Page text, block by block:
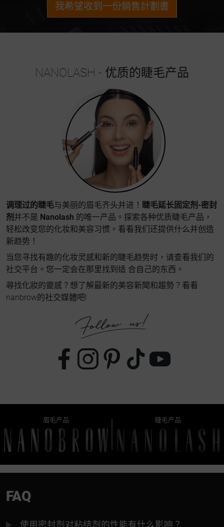
我希望收到一份銷售計劃書
NANOLASH - 优质的睫毛产品
调理过的睫毛与美丽的眉毛齐头并进！ 睫毛延长固定剂-密封
剂 并不是 Nanolash 的唯一产品。探索各种优质睫毛产品，
轻松改变您的化妆和美容习惯。看看我们还提供什么并创造
新趋势！
当您寻找有趣的化妆灵感和新的睫毛趋势时，请查看我们的
社交平台。您一定会在那里找到适 合自己的东西。
尋找化妝的靈感？想了解最新的美容新聞和趨勢？看看
nanbrow的社交媒體吧!
眉毛产品 睫毛产品
FAQ
使用密封剂对粘结剂的性能有什么影响？